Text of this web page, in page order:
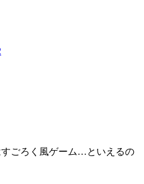
ごろく風ゲーム…といえるの